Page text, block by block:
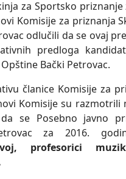
za Sportsko priznanje
Komisije za priznanja
odlučili da se ovaj
predloga
Bački Petrovac.
članice Komisije za
Komisije su razmotrili
se Posebno javno
za 2016.
profesorici